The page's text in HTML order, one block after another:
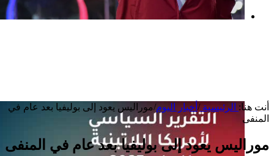
أنت هنا: الرئيسية/ أخبار اليوم/موراليس يعود إلى بوليفيا بعد عام في
المنفى
موراليس يعود إلى بوليفيا بعد عام في المنفى